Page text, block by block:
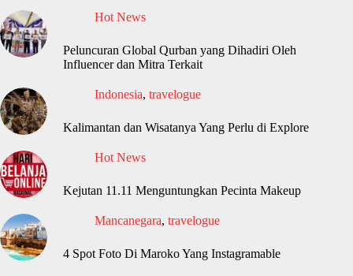
Hot News
Peluncuran Global Qurban yang Dihadiri Oleh
Influencer dan Mitra Terkait
Indonesia, travelogue
Kalimantan dan Wisatanya Yang Perlu di Explore
Hot News
Kejutan 11.11 Menguntungkan Pecinta Makeup
Mancanegara, travelogue
4 Spot Foto Di Maroko Yang Instagramable